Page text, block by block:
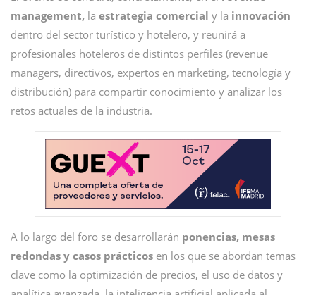
management, la estrategia comercial y la innovación
dentro del sector turístico y hotelero, y reunirá a
profesionales hoteleros de distintos perfiles (revenue
managers, directivos, expertos en marketing, tecnología y
distribución) para compartir conocimiento y analizar los
retos actuales de la industria.
A lo largo del foro se desarrollarán ponencias, mesas
redondas y casos prácticos en los que se abordan temas
clave como la optimización de precios, el uso de datos y